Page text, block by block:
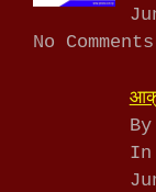
No Comments
By
In